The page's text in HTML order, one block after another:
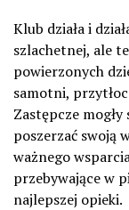
Klub działa i
szlachetnej, ale
powierzonych
samotni,
Zastępcze
poszerzać swoją
ważnego
przebywające w
najlepszej opieki.